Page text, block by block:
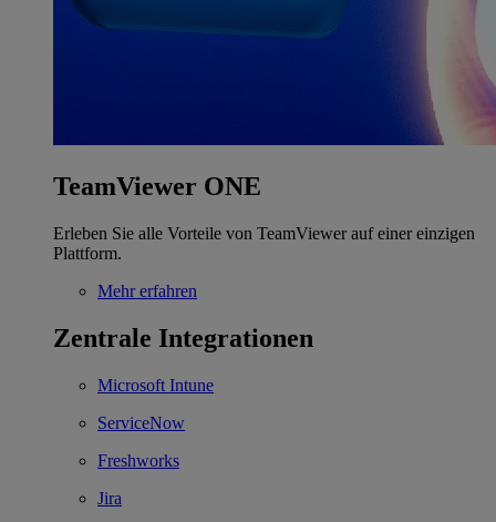
TeamViewer ONE
Erleben Sie alle Vorteile von TeamViewer auf einer einzigen
Plattform.
Mehr erfahren
Zentrale Integrationen
Microsoft Intune
ServiceNow
Freshworks
Jira